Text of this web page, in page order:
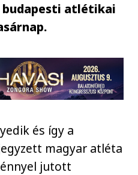
atlétikai
és így a
magyar atléta
jutott